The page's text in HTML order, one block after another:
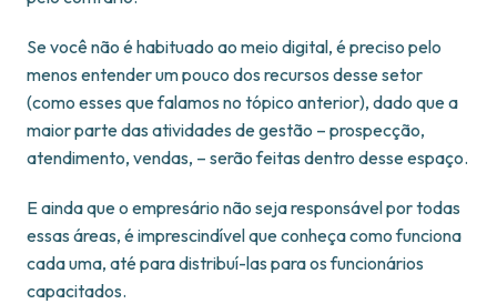
Se você não é habituado ao meio digital, é preciso pelo
menos entender um pouco dos recursos desse setor
(como esses que falamos no tópico anterior), dado que a
maior parte das atividades de gestão – prospecção,
atendimento, vendas, – serão feitas dentro desse espaço.
E ainda que o empresário não seja responsável por todas
essas áreas, é imprescindível que conheça como funciona
cada uma, até para distribuí-las para os funcionários
capacitados.